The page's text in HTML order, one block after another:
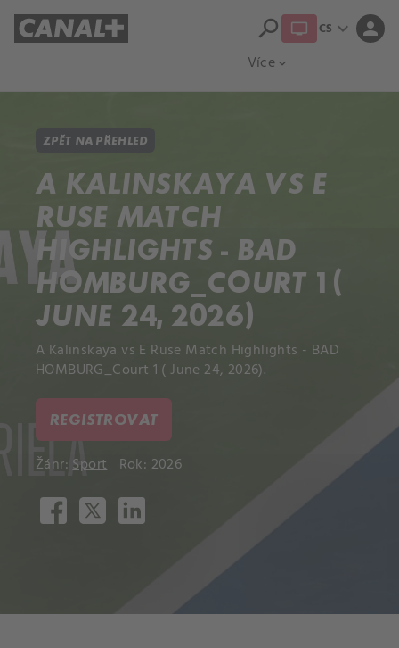
Více expand_more
search CS expand_more person
ZPĚT NA PŘEHLED
A KALINSKAYA VS E
RUSE MATCH
HIGHLIGHTS - BAD
HOMBURG_COURT 1 (
JUNE 24, 2026)
A Kalinskaya vs E Ruse Match Highlights - BAD
HOMBURG_Court 1 ( June 24, 2026).
REGISTROVAT
Žánr: Sport Rok: 2026